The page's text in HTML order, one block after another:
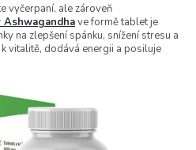
vyčerpaní, ale zároveň
Ashwagandhave formě tablet je
na zlepšení spánku, snížení stresu a
vitalitě, dodává energii a posiluje